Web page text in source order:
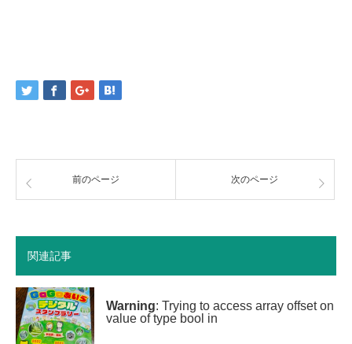
前のページ 次のページ
関連記事
Warning: Trying to access array offset on
value of type bool in